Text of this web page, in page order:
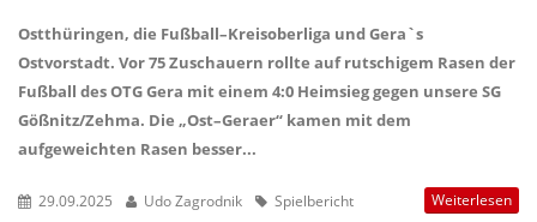
Ostthüringen, die Fußball–Kreisoberliga und Gera`s
Ostvorstadt. Vor 75 Zuschauern rollte auf rutschigem Rasen der
Fußball des OTG Gera mit einem 4:0 Heimsieg gegen unsere SG
Gößnitz/Zehma. Die „Ost–Geraer“ kamen mit dem
aufgeweichten Rasen besser...
29.09.2025 Udo Zagrodnik Spielbericht Weiterlesen